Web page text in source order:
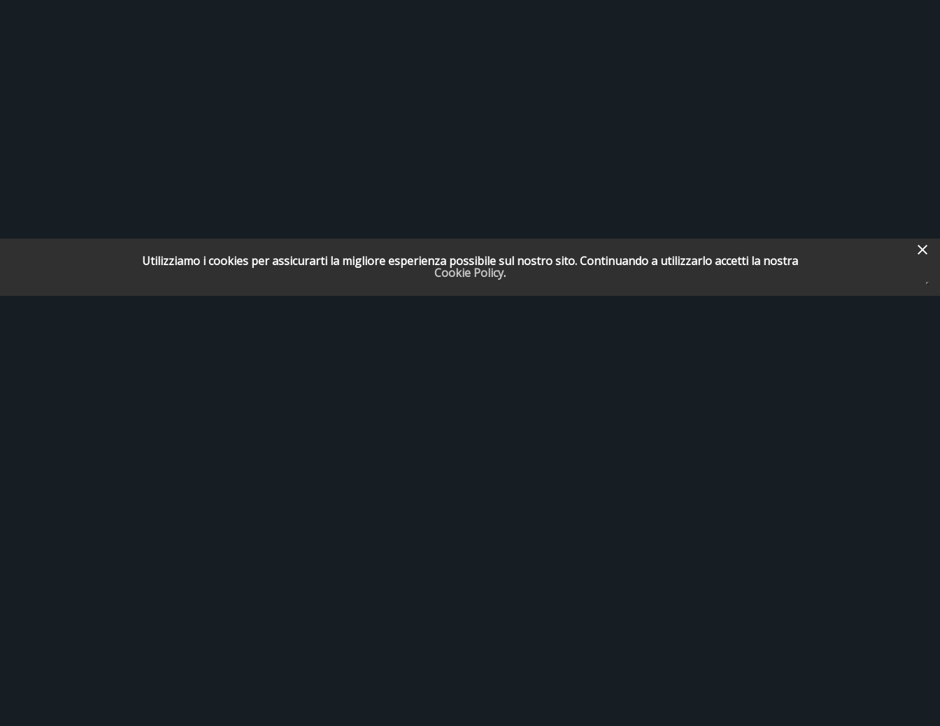
Utilizziamo i cookies per assicurarti la migliore esperienza possibile sul nostro sito. Continuando a utilizzarlo accetti la nostra
Cookie Policy.